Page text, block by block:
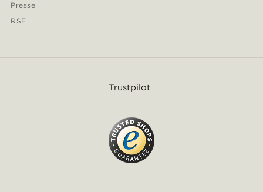
Presse
RSE
Trustpilot